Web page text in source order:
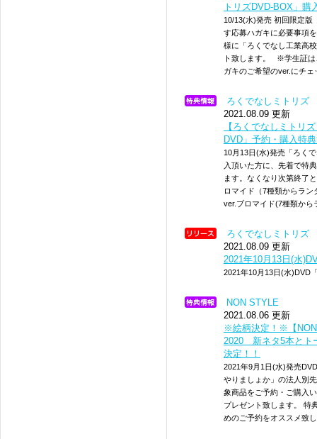
トリズDVD-BOX」購
10/13(水)発売 初回限定版
す応募ハガキに必要事項
様に「ろくでなし工業高
ト致します。 ※学生証は
ガキのご希望のver.にチ
ろくでなしミトリズ
2021.08.09 更新
【ろくでなしミトリ
DVD」予約・購入特
10月13日(水)発売「ろく
入頂いた方に、先着で特
ます。なくなり次第終了
ロマイド（7種類からラ
ver.ブロマイド(7種類か
ろくでなしミトリズ
2021.08.09 更新
2021年10月13日(水
2021年10月13日(水)DVD
NON STYLE
2021.08.06 更新
※絵柄決定！※【
2020 新ネタ5本とト
決定！！
2021年9月1日(水)発売
やりましょか」の法人別
象商品をご予約・ご購入
プレゼント致します。 特
めのご予約をオススメ致